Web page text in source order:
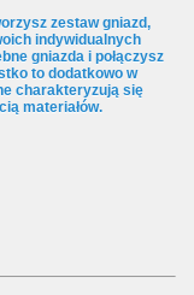
zestaw gniazd,
indywidualnych
gniazda i połączysz
to dodatkowo w
charakteryzują się
materiałów.